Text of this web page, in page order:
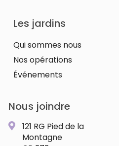
Les jardins
Qui sommes nous
Nos opérations
Événements
Nous joindre
121 RG Pied de la
Montagne